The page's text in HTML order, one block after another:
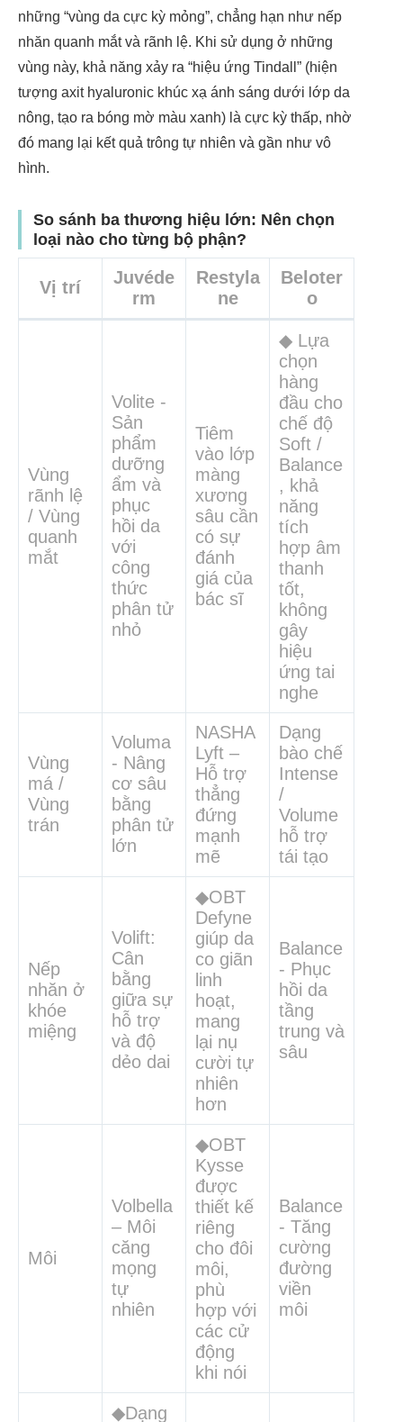
những “vùng da cực kỳ mỏng”, chẳng hạn như nếp
nhăn quanh mắt và rãnh lệ. Khi sử dụng ở những
vùng này, khả năng xảy ra “hiệu ứng Tindall” (hiện
tượng axit hyaluronic khúc xạ ánh sáng dưới lớp da
nông, tạo ra bóng mờ màu xanh) là cực kỳ thấp, nhờ
đó mang lại kết quả trông tự nhiên và gần như vô
hình.
So sánh ba thương hiệu lớn: Nên chọn
loại nào cho từng bộ phận?
Vị trí
Juvéde
rm
Restyla
ne
Beloter
o
Vùng
rãnh lệ
/ Vùng
quanh
mắt
Volite -
Sản
phẩm
dưỡng
ẩm và
phục
hồi da
với
công
thức
phân tử
nhỏ
Tiêm
vào lớp
màng
xương
sâu cần
có sự
đánh
giá của
bác sĩ
◆ Lựa
chọn
hàng
đầu cho
chế độ
Soft /
Balance
, khả
năng
tích
hợp âm
thanh
tốt,
không
gây
hiệu
ứng tai
nghe
Vùng
má /
Vùng
trán
Voluma
- Nâng
cơ sâu
bằng
phân tử
lớn
NASHA
Lyft –
Hỗ trợ
thẳng
đứng
mạnh
mẽ
Dạng
bào chế
Intense
/
Volume
hỗ trợ
tái tạo
Nếp
nhăn ở
khóe
miệng
Volift:
Cân
bằng
giữa sự
hỗ trợ
và độ
dẻo dai
◆OBT
Defyne
giúp da
co giãn
linh
hoạt,
mang
lại nụ
cười tự
nhiên
hơn
Balance
- Phục
hồi da
tầng
trung và
sâu
Môi
Volbella
– Môi
căng
mọng
tự
nhiên
◆OBT
Kysse
được
thiết kế
riêng
cho đôi
môi,
phù
hợp với
các cử
động
khi nói
Balance
- Tăng
cường
đường
viền
môi
◆Dạng